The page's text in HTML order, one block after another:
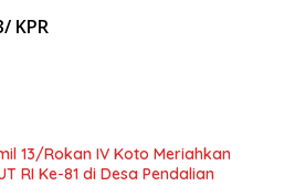
KPR
13/Rokan IV Koto Meriahkan
RI Ke-81 di Desa Pendalian